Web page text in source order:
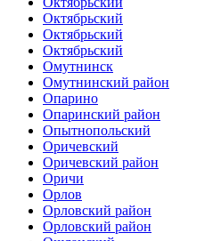
Октябрьский
Октябрьский
Октябрьский
Омутнинск
Омутнинский район
Опарино
Опаринский район
Опытнопольский
Оричевский
Оричевский район
Оричи
Орлов
Орловский район
Орловский район